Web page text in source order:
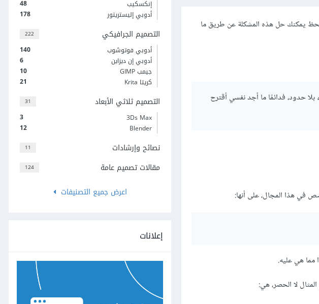
يمكنك حل هذه المشكلة عن طريق ما
حدود، فدائمًا ما أجد نفسي أقترح
مما هي عليه.
لا الحصر، هي:
48
إنكسكيب
178
أدوبي إليستريتور
222 التصميم الجرافيكي
140
أدوبي فوتوشوب
6
أدوبي إن ديزاين
10
جيمب GIMP
21
كريتا Krita
31 التصميم ثلاثي الأبعاد
3
3Ds Max
12
Blender
11 نصائح وإرشادات
124
مقالات تصميم عامة
اعرض جميع التصنيفات
إعلانات